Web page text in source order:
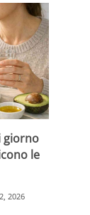
giorno
le
2026